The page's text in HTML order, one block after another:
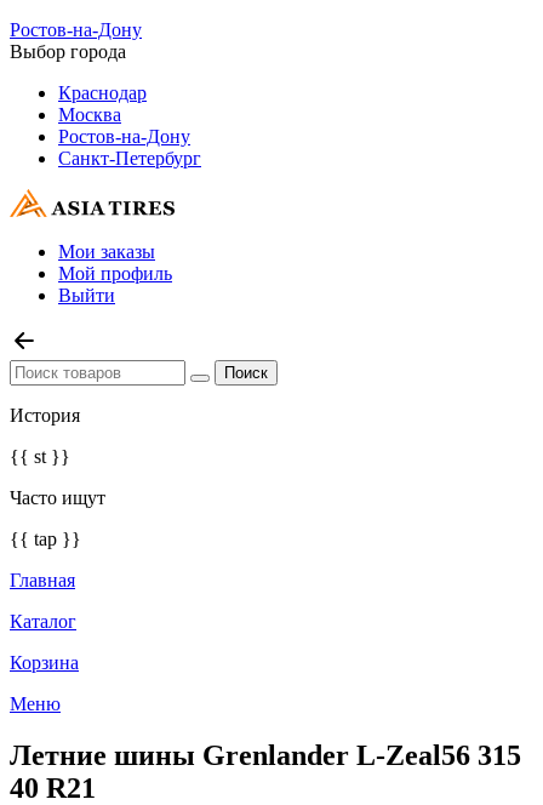
Ростов-на-Дону
Выбор города
Краснодар
Москва
Ростов-на-Дону
Санкт-Петербург
Мои заказы
Мой профиль
Выйти
История
{{ st }}
Часто ищут
{{ tap }}
Главная
Каталог
Корзина
Меню
Летние шины Grenlander L-Zeal56 315
40 R21